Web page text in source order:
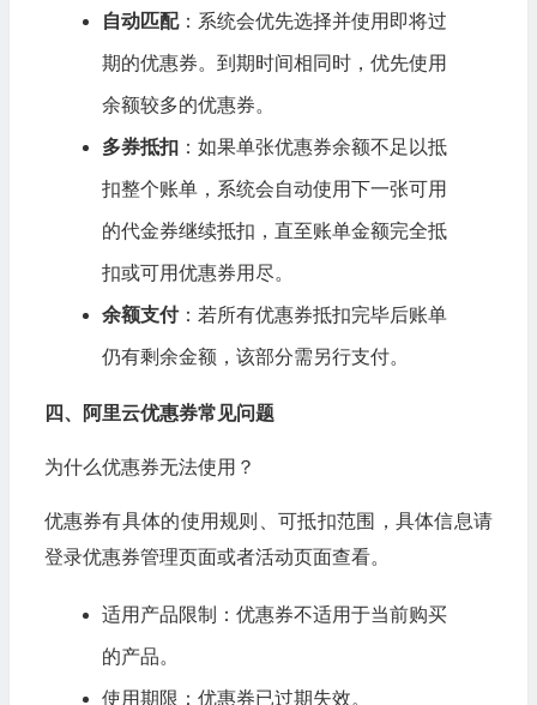
自动匹配：系统会优先选择并使用即将过
期的优惠券。到期时间相同时，优先使用
余额较多的优惠券。
多券抵扣：如果单张优惠券余额不足以抵
扣整个账单，系统会自动使用下一张可用
的代金券继续抵扣，直至账单金额完全抵
扣或可用优惠券用尽。
余额支付：若所有优惠券抵扣完毕后账单
仍有剩余金额，该部分需另行支付。
四、阿里云优惠券常见问题
为什么优惠券无法使用？
优惠券有具体的使用规则、可抵扣范围，具体信息请
登录优惠券管理页面或者活动页面查看。
适用产品限制：优惠券不适用于当前购买
的产品。
使用期限：优惠券已过期失效。